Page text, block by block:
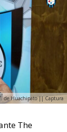
de Huachipato || Captura
The